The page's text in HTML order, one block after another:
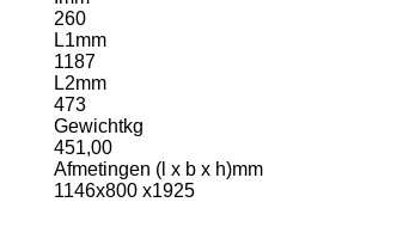
260
L1mm
1187
L2mm
473
Gewichtkg
451,00
Afmetingen (l x b x h)mm
1146x800 x1925